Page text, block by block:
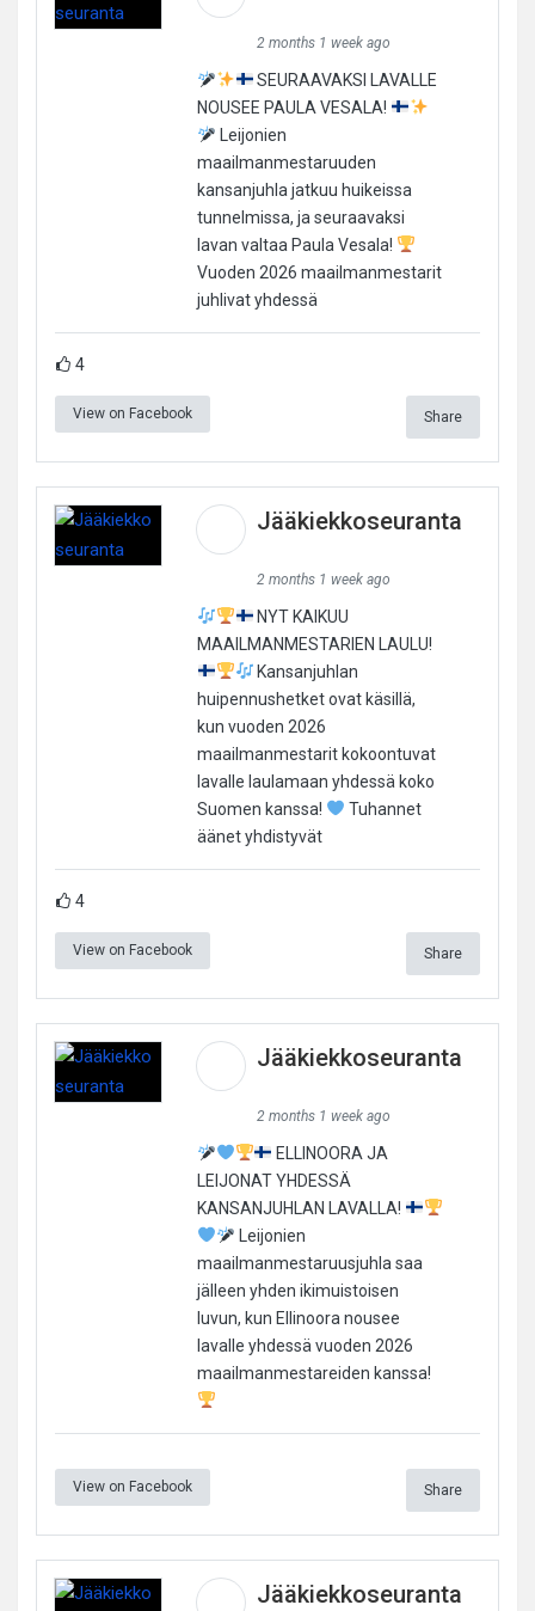
2 months 1 week ago
SEURAAVAKSI LAVALLE
NOUSEE PAULA VESALA!
Leijonien
maailmanmestaruuden
kansanjuhla jatkuu huikeissa
tunnelmissa, ja seuraavaksi
lavan valtaa Paula Vesala!
Vuoden 2026 maailmanmestarit
juhlivat yhdessä
4
View on Facebook Share
Jääkiekkoseuranta
2 months 1 week ago
NYT KAIKUU
MAAILMANMESTARIEN LAULU!
Kansanjuhlan
huipennushetket ovat käsillä,
kun vuoden 2026
maailmanmestarit kokoontuvat
lavalle laulamaan yhdessä koko
Suomen kanssa!
Tuhannet
äänet yhdistyvät
4
View on Facebook Share
Jääkiekkoseuranta
2 months 1 week ago
ELLINOORA JA
LEIJONAT YHDESSÄ
KANSANJUHLAN LAVALLA!
Leijonien
maailmanmestaruusjuhla saa
jälleen yhden ikimuistoisen
luvun, kun Ellinoora nousee
lavalle yhdessä vuoden 2026
maailmanmestareiden kanssa!
View on Facebook Share
Jääkiekkoseuranta